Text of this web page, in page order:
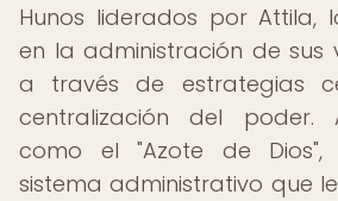
Hunos liderados por Attila,
en la administración de sus
a través de estrategias
centralización del poder.
como el "Azote de Dios",
sistema administrativo que